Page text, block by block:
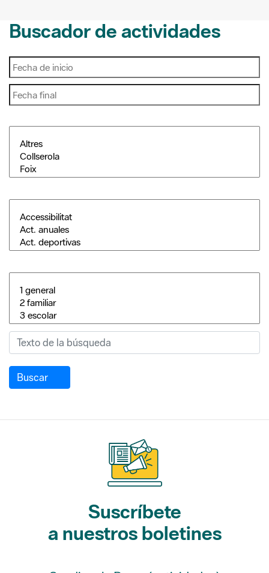
Buscar
Suscríbete
a nuestros boletines
Gaudim als Parcs (actividades)